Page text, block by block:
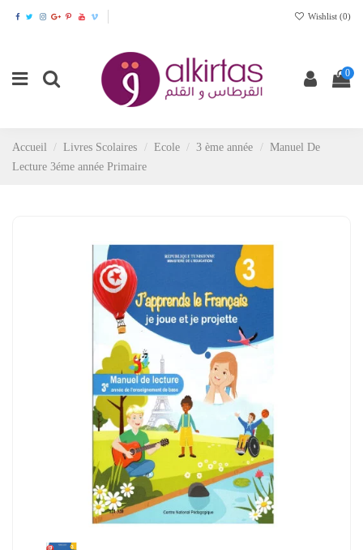
Wishlist (0)
0
Accueil Livres Scolaires Ecole 3 ème année
Manuel De
Lecture 3éme année Primaire